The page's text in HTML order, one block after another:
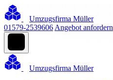
Umzugsfirma Müller
01579-2539606 Angebot anfordern
Umzugsfirma Müller